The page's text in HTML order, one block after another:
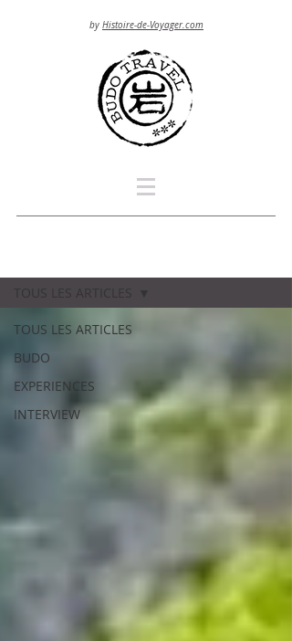
by Histoire-de-Voyager.com
TOUS LES ARTICLES
BUDO
EXPERIENCES
INTERVIEW